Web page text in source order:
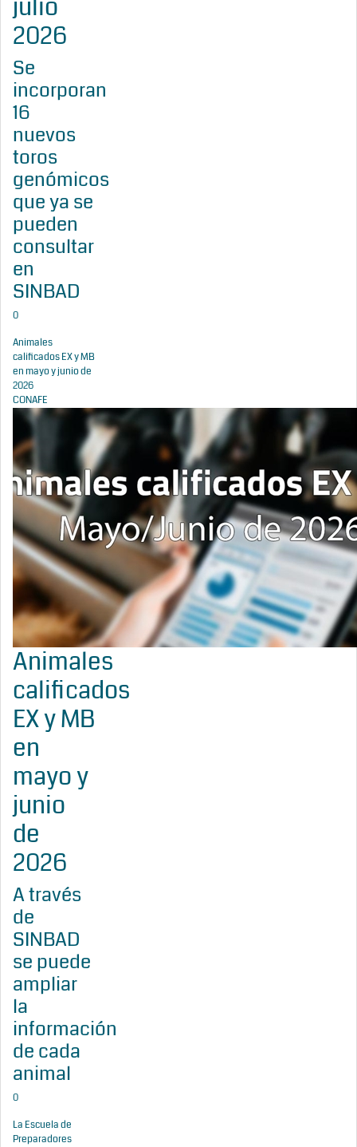
julio
2026
Se
incorporan
16
nuevos
toros
genómicos
que ya se
pueden
consultar
en
SINBAD
0
Animales
calificados EX y MB
en mayo y junio de
2026
CONAFE
Animales
calificados
EX y MB
en
mayo y
junio
de
2026
A través
de
SINBAD
se puede
ampliar
la
información
de cada
animal
0
La Escuela de
Preparadores